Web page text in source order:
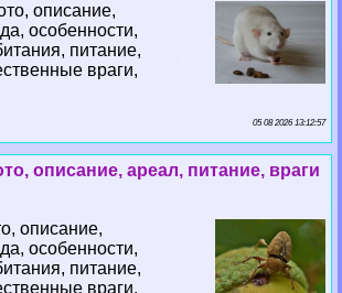
описание,
особенности,
питание,
враги,
05 08 2026 13:12:57
описание, ареал, питание, враги
описание,
особенности,
питание,
враги,